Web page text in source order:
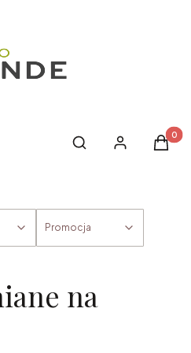
Otwórz
Szukaj Zaloguj sięKoszyk
Promocja
na